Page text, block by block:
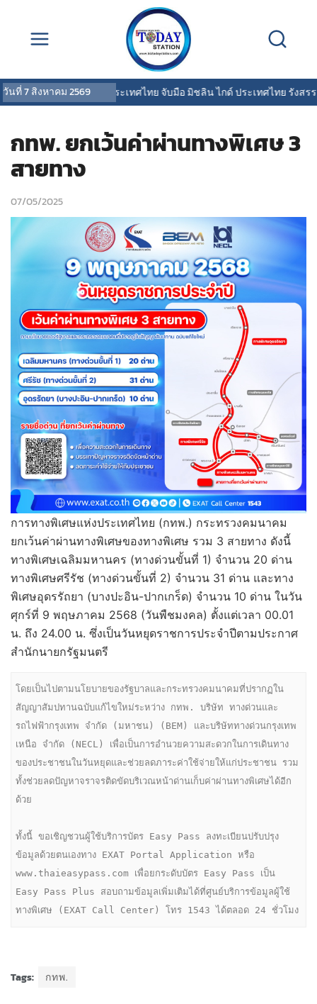
วันที่7 สิงหาคม 2569
พรูเด็นเชียล ประเทศไทย จับมือ มิชลิน ไกด์ ประเทศไทย รังสร
กทพ. ยกเว้นค่าผ่านทางพิเศษ 3
สายทาง
07/05/2025
การทางพิเศษแห่งประเทศไทย (กทพ.) กระทรวงคมนาคม
ยกเว้นค่าผ่านทางพิเศษของทางพิเศษ รวม 3 สายทาง ดังนี้
ทางพิเศษเฉลิมมหานคร (ทางด่วนขั้นที่ 1) จำนวน 20 ด่าน
ทางพิเศษศรีรัช (ทางด่วนขั้นที่ 2) จำนวน 31 ด่าน และทาง
พิเศษอุดรรัถยา (บางปะอิน-ปากเกร็ด) จำนวน 10 ด่าน ในวัน
ศุกร์ที่ 9 พฤษภาคม 2568 (วันพืชมงคล) ตั้งแต่เวลา 00.01
น. ถึง 24.00 น. ซึ่งเป็นวันหยุดราชการประจำปีตามประกาศ
สำนักนายกรัฐมนตรี
โดยเป็นไปตามนโยบายของรัฐบาลและกระทรวงคมนาคมที่ปรากฏใน
สัญญาสัมปทานฉบับแก้ไขใหม่ระหว่าง กทพ. บริษัท ทางด่วนและ
รถไฟฟ้ากรุงเทพ จำกัด (มหาชน) (BEM) และบริษัททางด่วนกรุงเทพ
เหนือ จำกัด (NECL) เพื่อเป็นการอำนวยความสะดวกในการเดินทาง
ของประชาชนในวันหยุดและช่วยลดภาระค่าใช้จ่ายให้แก่ประชาชน รวม
ทั้งช่วยลดปัญหาจราจรติดขัดบริเวณหน้าด่านเก็บค่าผ่านทางพิเศษได้อีก
ด้วย
ทั้งนี้ ขอเชิญชวนผู้ใช้บริการบัตร Easy Pass ลงทะเบียนปรับปรุง
ข้อมูลด้วยตนเองทาง EXAT Portal Application หรือ
www.thaieasypass.com เพื่อยกระดับบัตร Easy Pass เป็น
Easy Pass Plus สอบถามข้อมูลเพิ่มเติมได้ที่ศูนย์บริการข้อมูลผู้ใช้
ทางพิเศษ (EXAT Call Center) โทร 1543 ได้ตลอด 24 ชั่วโมง
Tags: กทพ.